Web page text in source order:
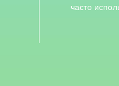
часто